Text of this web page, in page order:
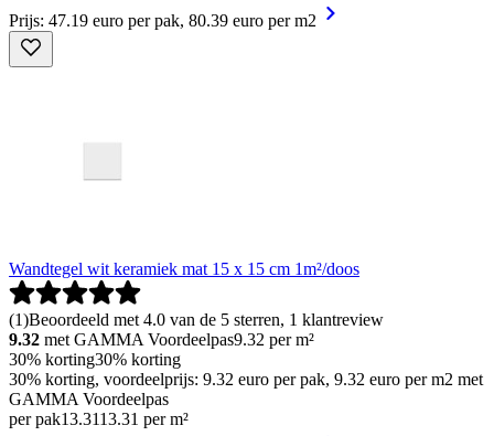
Prijs: 47.19 euro per pak, 80.39 euro per m2
Wandtegel wit keramiek mat 15 x 15 cm 1m²/doos
(1)Beoordeeld met 4.0 van de 5 sterren, 1 klantreview
9.32 met GAMMA Voordeelpas9.32 per m²
30% korting30% korting
30% korting, voordeelprijs: 9.32 euro per pak, 9.32 euro per m2 met
GAMMA Voordeelpas
per pak13.3113.31 per m²